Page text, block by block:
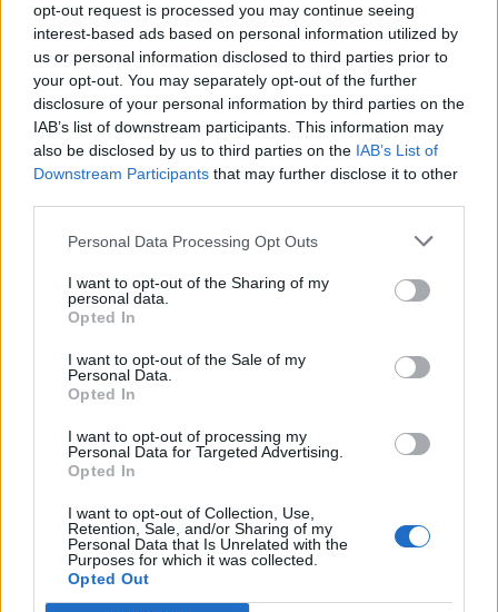
opt-out request is processed you may continue seeing
interest-based ads based on personal information utilized by
us or personal information disclosed to third parties prior to
your opt-out. You may separately opt-out of the further
disclosure of your personal information by third parties on the
IAB’s list of downstream participants. This information may
also be disclosed by us to third parties on the IAB’s List of
Downstream Participants that may further disclose it to other
Personal Data Processing Opt Outs
I want to opt-out of the Sharing of my
personal data.
Opted In
I want to opt-out of the Sale of my
Personal Data.
Opted In
I want to opt-out of processing my
Personal Data for Targeted Advertising.
Opted In
I want to opt-out of Collection, Use,
Retention, Sale, and/or Sharing of my
Personal Data that Is Unrelated with the
Purposes for which it was collected.
Opted Out
''Mamma piespieda mani apprecēties 16 gadu
vecumā. Nesaprotu, kā to var nodarīt savam
Sastāvdaļas
Olas - 4
Cukurs - 250.gr
Milti - 250.gr
Saldais krejums - 300.ml
Cukurs - 1.glaze
Cepamais pulveris - 1.l.karote
Sviests - 1.gabalins